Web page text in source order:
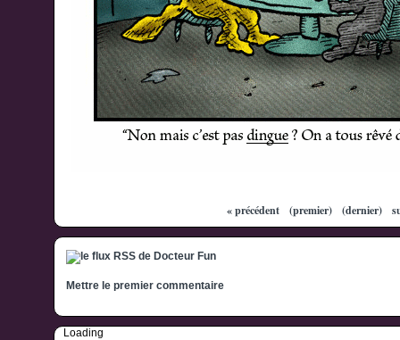
« précédent (premier) (dernier)
Mettre le premier commentaire
Loading